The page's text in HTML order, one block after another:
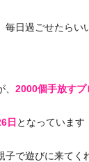
毎日過ごせたら
2000個手放すプ
日 となっています
子で遊びに来てく